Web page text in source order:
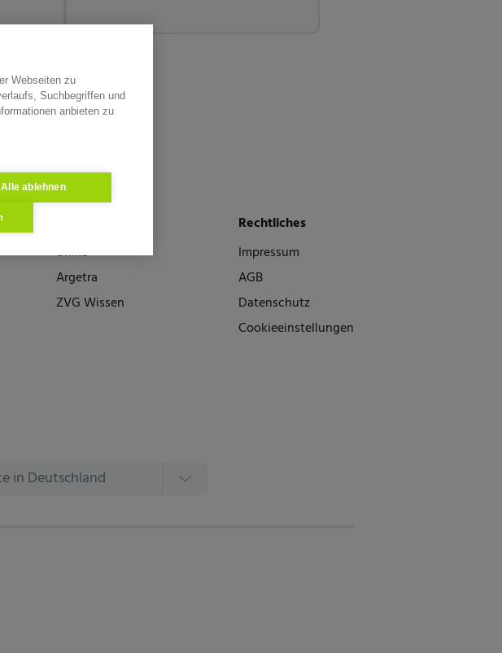
Unika
Argetra
ZVG Wissen
Rechtliches
Impressum
AGB
Datenschutz
Cookieeinstellungen
in Deutschland
Webseiten zu
Suchbegriffen und
anbieten zu
Alle ablehnen